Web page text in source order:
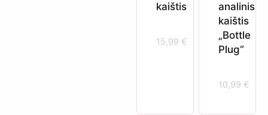
kaištis
15,99 €
analinis
kaištis
„Bottle
Plug“
10,99 €